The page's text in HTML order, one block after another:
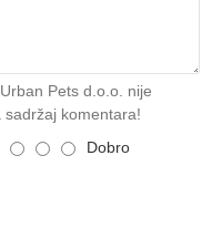
Urban Pets d.o.o. nije
sadržaj komentara!
Dobro